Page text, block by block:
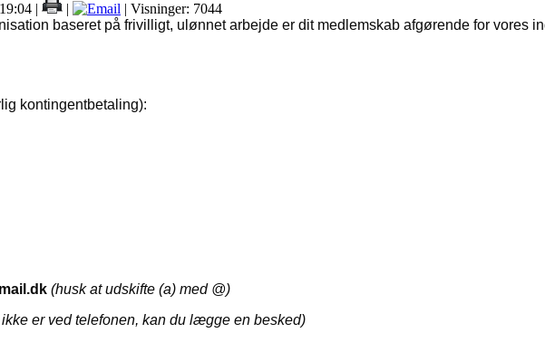
| |
| Visninger: 7044
baseret på frivilligt, ulønnet arbejde er dit medlemskab afgørende for vores
kontingentbetaling):
(husk at udskifte (a) med @)
er ved telefonen, kan du lægge en besked)